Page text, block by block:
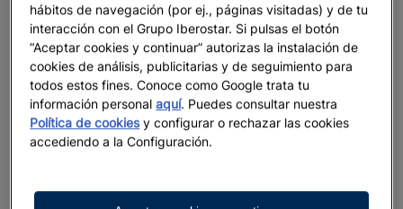
Los mejores países LGTBI friendly para tus
vacaciones
España: Maspalomas
Si buscasdiversión y buen tiempo en un ambiente
inclusivo, en las Islas Canarias los encontrarás.
uno de los epicentros del turismo gay friendly en
hábitos de navegación (por ej., páginas visitadas) y de tu
interacción con el Grupo Iberostar. Si pulsas el botón
“Aceptar cookies y continuar” autorizas la instalación de
cookies de análisis, publicitarias y de seguimiento para
todos estos fines. Conoce como Google trata tu
información personalaquí. Puedes consultar nuestra
Política de cookiesy configurar o rechazar las cookies
accediendo a la Configuración.